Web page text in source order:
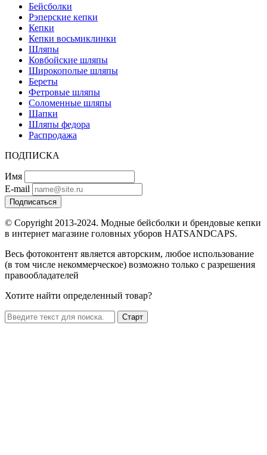
Бейсболки
Рэперские кепки
Кепки
Кепки восьмиклинки
Шляпы
Ковбойские шляпы
Широкополые шляпы
Береты
Фетровые шляпы
Соломенные шляпы
Шапки
Шляпы федора
Распродажа
ПОДПИСКА
Имя
E-mail
Подписаться
© Copyright 2013-2024. Модные бейсболки и брендовые кепки
в интернет магазине головных уборов HATSANDCAPS.
Весь фотоконтент является авторским, любое использование
(в том числе некоммерческое) возможно только с разрешения
правообладателей
Хотите найти определенный товар?
Старт